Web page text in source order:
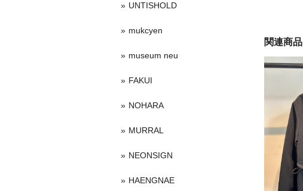
関連商品
UNTISHOLD
mukcyen
museum neu
FAKUI
NOHARA
MURRAL
NEONSIGN
HAENGNAE